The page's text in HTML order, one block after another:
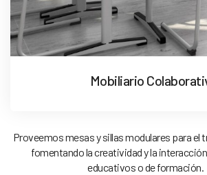
Mobiliario
Proveemos mesas y sillas modulares para el
fomentando la creatividad y la
educativos o de formación.